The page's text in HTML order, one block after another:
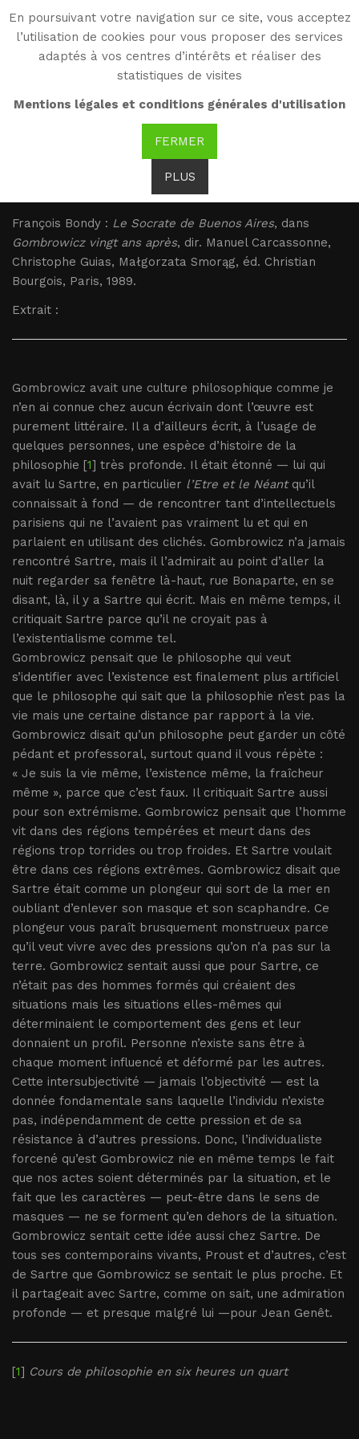
En poursuivant votre navigation sur ce site, vous acceptez
l’utilisation de cookies pour vous proposer des services
adaptés à vos centres d’intérêts et réaliser des
statistiques de visites
Mentions légales et conditions générales d'utilisation
FERMER
PLUS
WG
Witold Gombrowicz
Bondy : Gombrowicz et
Bondy : Gombrowicz et Sartre
François Bondy : Le Socrate de Buenos Aires, dans
Gombrowicz vingt ans après, dir. Manuel Carcassonne,
Christophe Guias, Małgorzata Smorąg, éd. Christian
Bourgois, Paris, 1989.
Extrait :
Gombrowicz avait une culture philosophique comme je
n’en ai connue chez aucun écrivain dont l’œuvre est
purement littéraire. Il a d’ailleurs écrit, à l’usage de
quelques personnes, une espèce d’histoire de la
philosophie [1] très profonde. Il était étonné — lui qui
avait lu Sartre, en particulier l’Etre et le Néantqu’il
connaissait à fond — de rencontrer tant d’intellectuels
parisiens qui ne l’avaient pas vraiment lu et qui en
parlaient en utilisant des clichés. Gombrowicz n’a jamais
rencontré Sartre, mais il l’admirait au point d’aller la
nuit regarder sa fenêtre là-haut, rue Bonaparte, en se
disant, là, il y a Sartre qui écrit. Mais en même temps, il
critiquait Sartre parce qu’il ne croyait pas à
l’existentialisme comme tel.
Gombrowicz pensait que le philosophe qui veut
s’identifier avec l’existence est finalement plus artificiel
que le philosophe qui sait que la philosophie n’est pas la
vie mais une certaine distance par rapport à la vie.
Gombrowicz disait qu’un philosophe peut garder un côté
pédant et professoral, surtout quand il vous répète :
« Je suis la vie même, l’existence même, la fraîcheur
même », parce que c’est faux. Il critiquait Sartre aussi
pour son extrémisme. Gombrowicz pensait que l’homme
vit dans des régions tempérées et meurt dans des
régions trop torrides ou trop froides. Et Sartre voulait
être dans ces régions extrêmes. Gombrowicz disait que
Sartre était comme un plongeur qui sort de la mer en
oubliant d’enlever son masque et son scaphandre. Ce
plongeur vous paraît brusquement monstrueux parce
qu’il veut vivre avec des pressions qu’on n’a pas sur la
terre. Gombrowicz sentait aussi que pour Sartre, ce
n’était pas des hommes formés qui créaient des
situations mais les situations elles-mêmes qui
déterminaient le comportement des gens et leur
donnaient un profil. Personne n’existe sans être à
chaque moment influencé et déformé par les autres.
Cette intersubjectivité — jamais l’objectivité — est la
donnée fondamentale sans laquelle l’individu n’existe
pas, indépendamment de cette pression et de sa
résistance à d’autres pressions. Donc, l’individualiste
forcené qu’est Gombrowicz nie en même temps le fait
que nos actes soient déterminés par la situation, et le
fait que les caractères — peut-être dans le sens de
masques — ne se forment qu’en dehors de la situation.
Gombrowicz sentait cette idée aussi chez Sartre. De
tous ses contemporains vivants, Proust et d’autres, c’est
de Sartre que Gombrowicz se sentait le plus proche. Et
il partageait avec Sartre, comme on sait, une admiration
profonde — et presque malgré lui —pour Jean Genêt.
[1] Cours de philosophie en six heures un quart